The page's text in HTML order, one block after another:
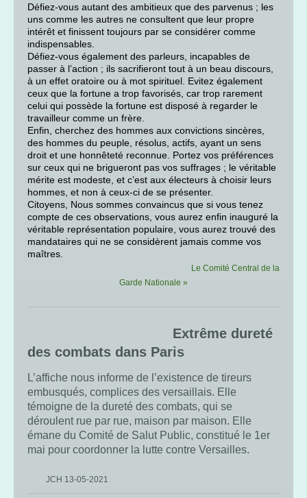
Défiez-vous autant des ambitieux que des parvenus ; les
uns comme les autres ne consultent que leur propre
intérêt et finissent toujours par se considérer comme
indispensables.
Défiez-vous également des parleurs, incapables de
passer à l’action ; ils sacrifieront tout à un beau discours,
à un effet oratoire ou à mot spirituel. Evitez également
ceux que la fortune a trop favorisés, car trop rarement
celui qui possède la fortune est disposé à regarder le
travailleur comme un frère.
Enfin, cherchez des hommes aux convictions sincères,
des hommes du peuple, résolus, actifs, ayant un sens
droit et une honnêteté reconnue. Portez vos préférences
sur ceux qui ne brigueront pas vos suffrages ; le véritable
mérite est modeste, et c’est aux électeurs à choisir leurs
hommes, et non à ceux-ci de se présenter.
Citoyens, Nous sommes convaincus que si vous tenez
compte de ces observations, vous aurez enfin inauguré la
véritable représentation populaire, vous aurez trouvé des
mandataires qui ne se considèrent jamais comme vos
maîtres.
Le Comité Central de la
Garde Nationale »
Extrême dureté
des combats dans Paris
L’affiche nous informe de l’existence de tireurs
embusqués, complices des versaillais. Elle
témoigne de la dureté des combats, qui se
déroulent rue par rue, maison par maison. Elle
émane du Comité de Salut Public, constitué le 1er
mai pour coordonner la lutte contre Versailles.
JCH 13-05-2021